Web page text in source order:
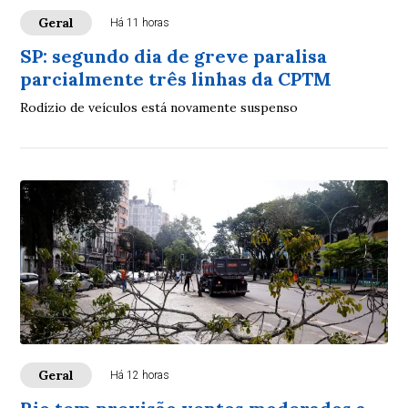
Geral Há 11 horas
SP: segundo dia de greve paralisa
parcialmente três linhas da CPTM
Rodízio de veículos está novamente suspenso
Geral Há 12 horas